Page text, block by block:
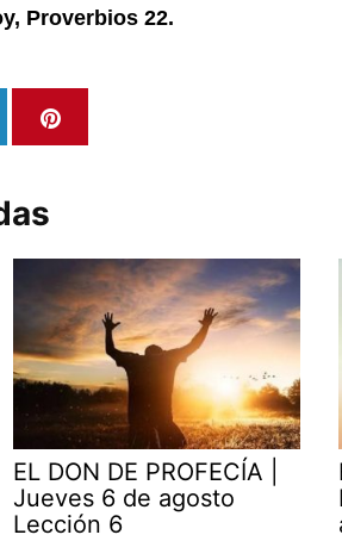
Proverbios 22.
EL DON DE PROFECÍA |
Jueves 6 de agosto
Lección 6